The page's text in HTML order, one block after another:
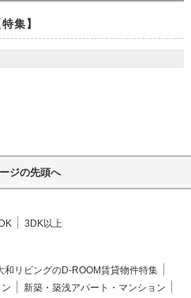
特集】
ジの先頭へ
3DK以上
和リビングのD-ROOM賃貸物件特集
新築・築浅アパート・マンション